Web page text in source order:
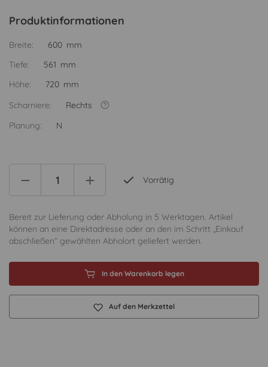
Produktinformationen
Breite:
600 mm
Tiefe:
561 mm
Höhe:
720 mm
Scharniere:
Rechts
Planung:
N
Vorrätig
Bereit zur Lieferung oder Abholung in 5 Werktagen. Artikel
können an eine Direktadresse oder an den im Schritt „Einkauf
abschließen“ gewählten Abholort geliefert werden.
In den Warenkorb legen
Auf den Merkzettel